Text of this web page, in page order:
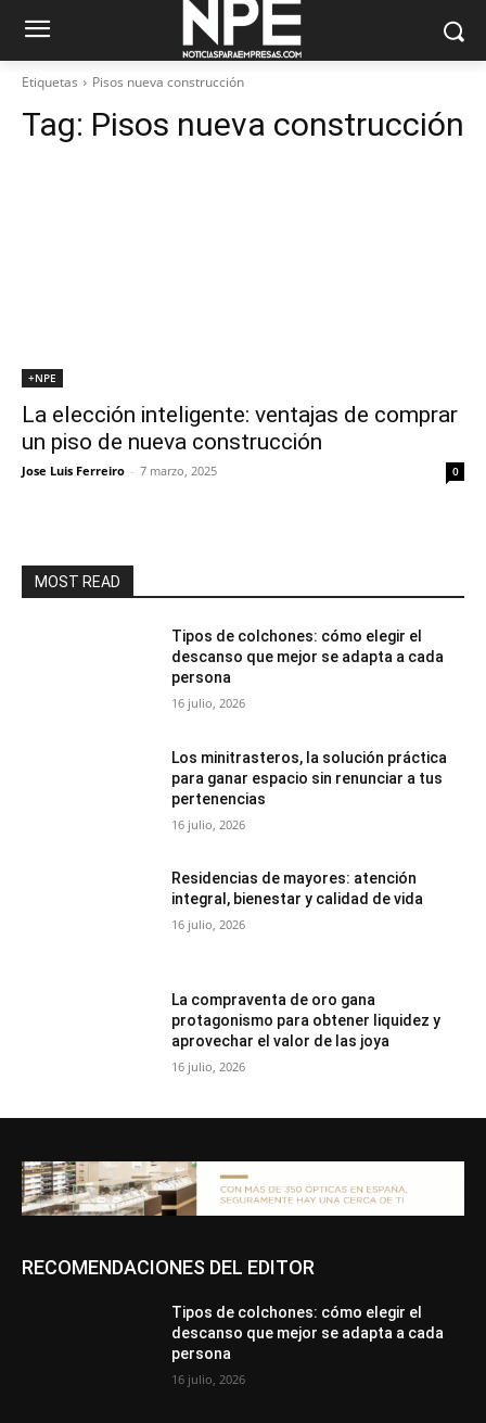
Etiquetas Pisos nueva construcción
Tag: Pisos nueva construcción
+NPE
La elección inteligente: ventajas de comprar
un piso de nueva construcción
Jose Luis Ferreiro - 7 marzo, 2025 0
MOST READ
Tipos de colchones: cómo elegir el
descanso que mejor se adapta a cada
persona
16 julio, 2026
Los minitrasteros, la solución práctica
para ganar espacio sin renunciar a tus
pertenencias
16 julio, 2026
Residencias de mayores: atención
integral, bienestar y calidad de vida
16 julio, 2026
La compraventa de oro gana
protagonismo para obtener liquidez y
aprovechar el valor de las joya
16 julio, 2026
RECOMENDACIONES DEL EDITOR
Tipos de colchones: cómo elegir el
descanso que mejor se adapta a cada
persona
16 julio, 2026